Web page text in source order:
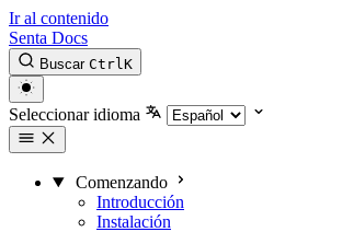
Ir al contenido
Senta Docs
Buscar CtrlK
Seleccionar idioma
Comenzando
Introducción
Instalación